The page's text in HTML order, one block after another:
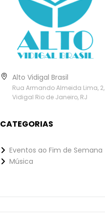
Alto Vidigal Brasil
Rua Armando Almeida Lima, 2,
Vidigal Rio de Janeiro, RJ
CATEGORIAS
Eventos ao Fim de Semana
Música